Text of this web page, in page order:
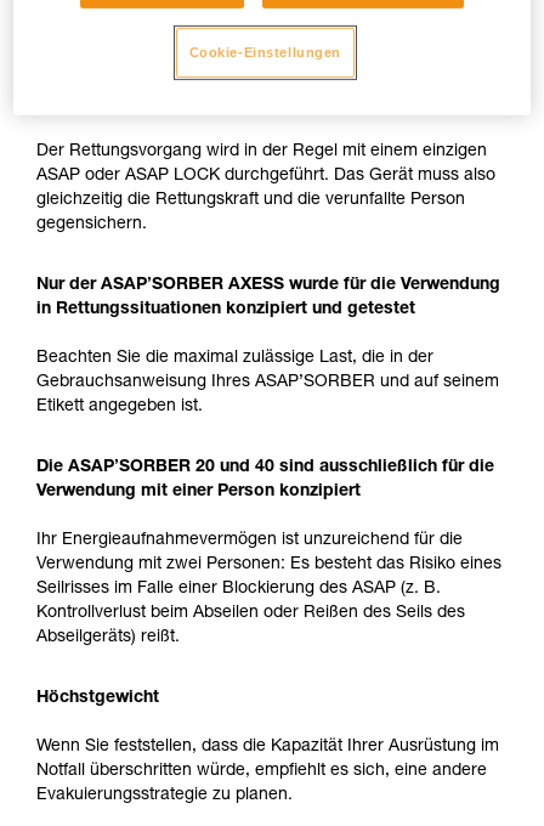
Der Rettungsvorgang wird in der Regel mit einem einzigen
ASAP oder ASAP LOCK durchgeführt. Das Gerät muss also
gleichzeitig die Rettungskraft und die verunfallte Person
gegensichern.
Nur der ASAP’SORBER AXESS wurde für die Verwendung
in Rettungssituationen konzipiert und getestet
Beachten Sie die maximal zulässige Last, die in der
Gebrauchsanweisung Ihres ASAP’SORBER und auf seinem
Etikett angegeben ist.
Die ASAP’SORBER 20 und 40 sind ausschließlich für die
Verwendung mit einer Person konzipiert
Ihr Energieaufnahmevermögen ist unzureichend für die
Verwendung mit zwei Personen: Es besteht das Risiko eines
Seilrisses im Falle einer Blockierung des ASAP (z. B.
Kontrollverlust beim Abseilen oder Reißen des Seils des
Abseilgeräts) reißt.
Höchstgewicht
Wenn Sie feststellen, dass die Kapazität Ihrer Ausrüstung im
Notfall überschritten würde, empfiehlt es sich, eine andere
Evakuierungsstrategie zu planen.
Cookie-Einstellungen